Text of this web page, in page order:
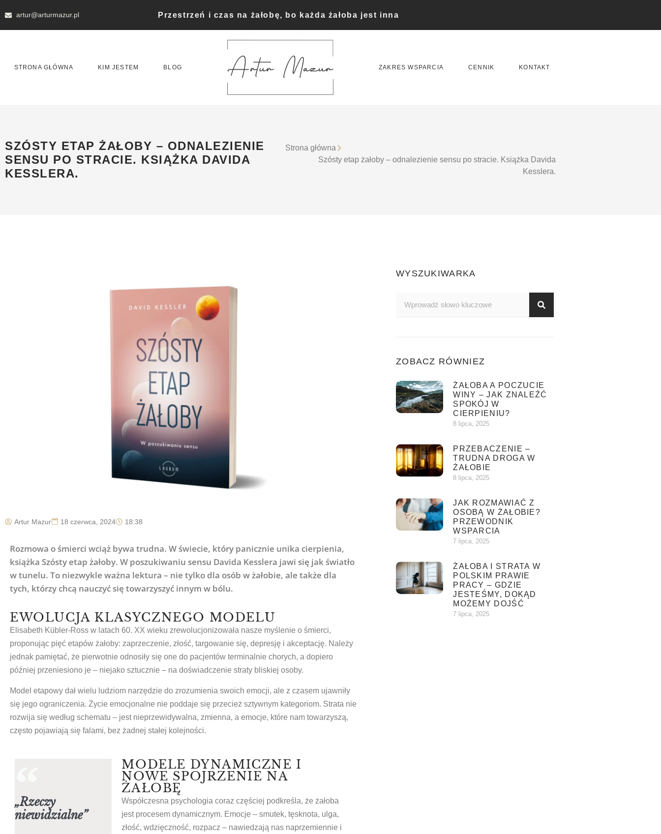
artur@arturmazur.pl Przestrzeń i czas na żałobę, bo każda żałoba jest inna
STRONA GŁÓWNA KIM JESTEM BLOG ZAKRES WSPARCIA CENNIK KONTAKT
SZÓSTY ETAP ŻAŁOBY – ODNALEZIENIE
SENSU PO STRACIE. KSIĄŻKA DAVIDA
KESSLERA.
Strona główna
Szósty etap żałoby – odnalezienie sensu po stracie. Książka Davida
Kesslera.
Artur Mazur 18 czerwca, 2024 18:38
Rozmowa o śmierci wciąż bywa trudna. W świecie, który panicznie unika cierpienia,
książka Szósty etap żałoby. W poszukiwaniu sensu Davida Kesslera jawi się jak światło
w tunelu. To niezwykle ważna lektura – nie tylko dla osób w żałobie, ale także dla
tych, którzy chcą nauczyć się towarzyszyć innym w bólu.
EWOLUCJA KLASYCZNEGO MODELU
Elisabeth Kübler-Ross w latach 60. XX wieku zrewolucjonizowała nasze myślenie o śmierci,
proponując pięć etapów żałoby: zaprzeczenie, złość, targowanie się, depresję i akceptację. Należy
jednak pamiętać, że pierwotnie odnosiły się one do pacjentów terminalnie chorych, a dopiero
później przeniesiono je – niejako sztucznie – na doświadczenie straty bliskiej osoby.
Model etapowy dał wielu ludziom narzędzie do zrozumienia swoich emocji, ale z czasem ujawniły
się jego ograniczenia. Życie emocjonalne nie poddaje się przecież sztywnym kategoriom. Strata nie
rozwija się według schematu – jest nieprzewidywalna, zmienna, a emocje, które nam towarzyszą,
często pojawiają się falami, bez żadnej stałej kolejności.
„Rzeczy
niewidzialne”
MODELE DYNAMICZNE I
NOWE SPOJRZENIE NA
ŻAŁOBĘ
Współczesna psychologia coraz częściej podkreśla, że żałoba
jest procesem dynamicznym. Emocje – smutek, tęsknota, ulga,
złość, wdzięczność, rozpacz – nawiedzają nas naprzemiennie i
WYSZUKIWARKA
ZOBACZ RÓWNIEZ
ŻAŁOBA A POCZUCIE
WINY – JAK ZNALEŹĆ
SPOKÓJ W
CIERPIENIU?
8 lipca, 2025
PRZEBACZENIE –
TRUDNA DROGA W
ŻAŁOBIE
8 lipca, 2025
JAK ROZMAWIAĆ Z
OSOBĄ W ŻAŁOBIE?
PRZEWODNIK
WSPARCIA
7 lipca, 2025
ŻAŁOBA I STRATA W
POLSKIM PRAWIE
PRACY – GDZIE
JESTEŚMY, DOKĄD
MOŻEMY DOJŚĆ
7 lipca, 2025